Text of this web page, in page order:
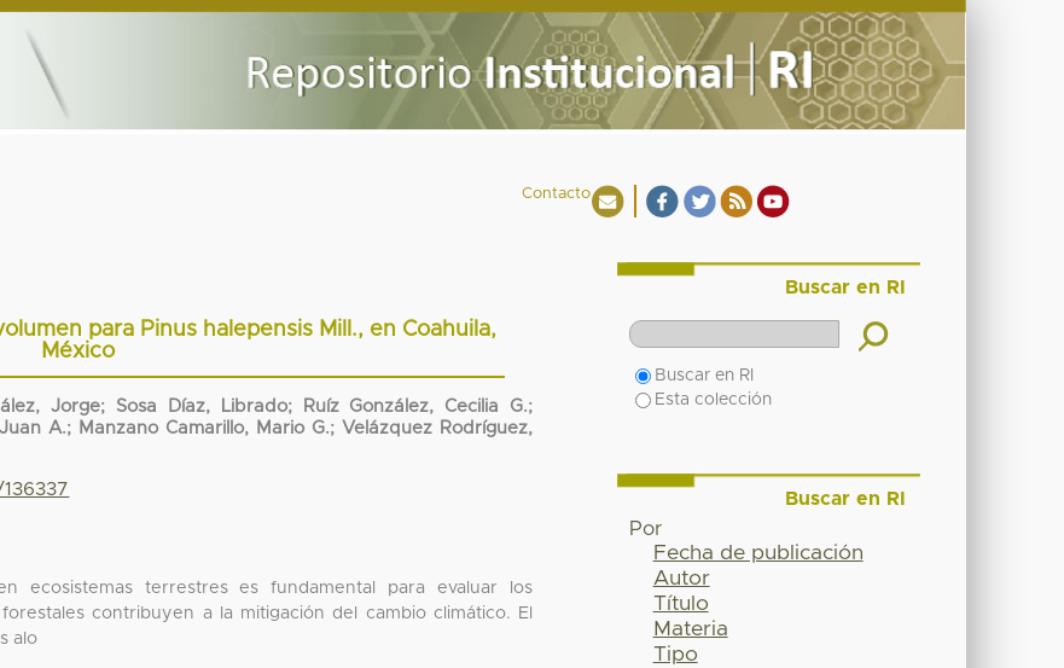
Contacto
para Pinus halepensis Mill., en Coahuila,
México
Jorge; Sosa Díaz, Librado; Ruíz González, Cecilia G.;
A.; Manzano Camarillo, Mario G.; Velázquez Rodríguez,
ecosistemas terrestres es fundamental para evaluar los
contribuyen a la mitigación del cambio climático. El
alo
Buscar en RI
Buscar en RI
Esta colección
Buscar en RI
Por
Fecha de publicación
Autor
Título
Materia
Tipo